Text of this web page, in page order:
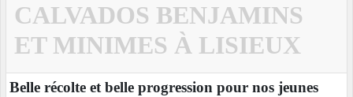
CALVADOS BENJAMINS
ET MINIMES À LISIEUX
Belle récolte et belle progression pour nos jeunes